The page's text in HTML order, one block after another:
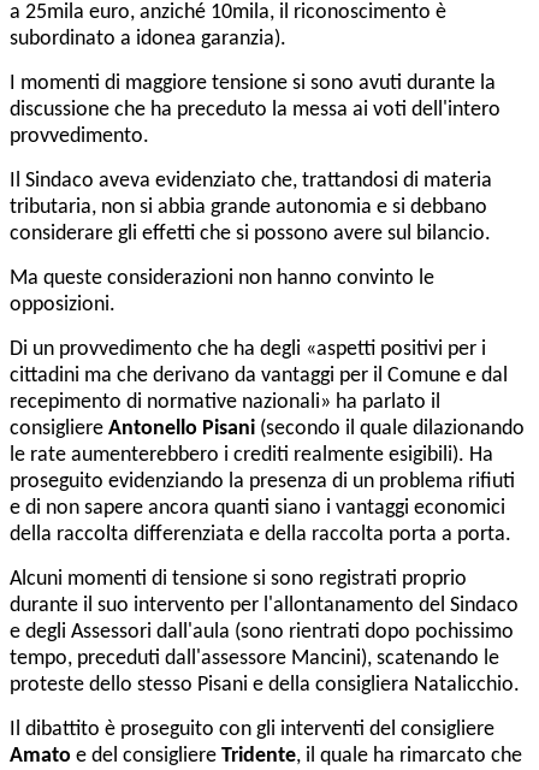
a 25mila euro, anziché 10mila, il riconoscimento è
subordinato a idonea garanzia).
I momenti di maggiore tensione si sono avuti durante la
discussione che ha preceduto la messa ai voti dell'intero
provvedimento.
Il Sindaco aveva evidenziato che, trattandosi di materia
tributaria, non si abbia grande autonomia e si debbano
considerare gli effetti che si possono avere sul bilancio.
Ma queste considerazioni non hanno convinto le
opposizioni.
Di un provvedimento che ha degli «aspetti positivi per i
cittadini ma che derivano da vantaggi per il Comune e dal
recepimento di normative nazionali» ha parlato il
consigliere Antonello Pisani (secondo il quale dilazionando
le rate aumenterebbero i crediti realmente esigibili). Ha
proseguito evidenziando la presenza di un problema rifiuti
e di non sapere ancora quanti siano i vantaggi economici
della raccolta differenziata e della raccolta porta a porta.
Alcuni momenti di tensione si sono registrati proprio
durante il suo intervento per l'allontanamento del Sindaco
e degli Assessori dall'aula (sono rientrati dopo pochissimo
tempo, preceduti dall'assessore Mancini), scatenando le
proteste dello stesso Pisani e della consigliera Natalicchio.
Il dibattito è proseguito con gli interventi del consigliere
Amato e del consigliere Tridente, il quale ha rimarcato che